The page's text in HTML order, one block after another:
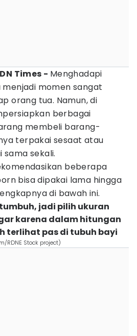
Times - Menghadapi
momen sangat
orang tua. Namun, di
berbagai
membeli barang-
terpakai sesaat atau
sekali.
beberapa
bisa dipakai lama hingga
di bawah ini.
jadi pilih ukuran
karena dalam hitungan
terlihat pas di tubuh bayi
RDNE Stock project)